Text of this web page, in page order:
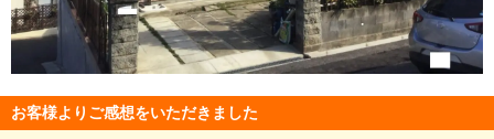
お客様よりご感想をいただきました